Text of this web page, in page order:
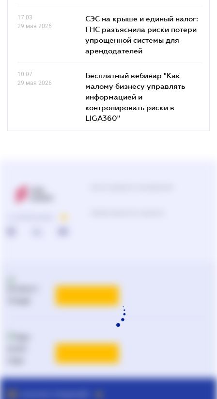
17.03
29 мая 2026
СЭС на крыше и единый налог:
ГНС разъяснила риски потери
упрощенной системы для
арендодателей
10.07
29 мая 2026
Бесплатный вебинар "Как
малому бизнесу управлять
информацией и
контролировать риски в
LIGA360"
Реклама и PR
наligazakon.net
каталог УкраиныLiga:BOOK